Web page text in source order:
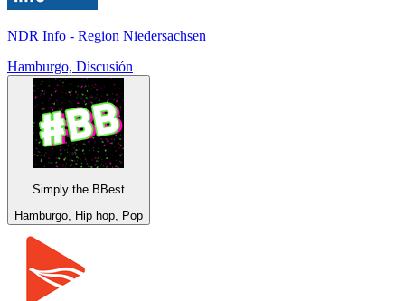
NDR Info - Region Niedersachsen
Hamburgo, Discusión
Simply the BBest
Hamburgo, Hip hop, Pop